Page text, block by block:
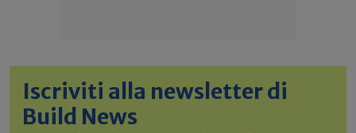
Iscriviti alla newsletter di
Build News